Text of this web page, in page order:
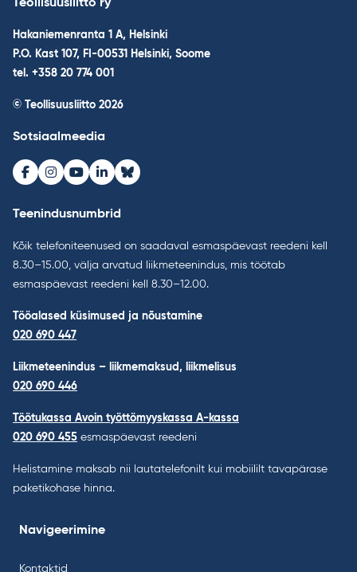
Teollisuusliitto ry
Hakaniemenranta 1 A, Helsinki
P.O. Kast 107, FI-00531 Helsinki, Soome
tel. +358 20 774 001
© Teollisuusliitto 2026
Sotsiaalmeedia
Facebook
Instagram
Youtube
LinkedInBluesky
Teenindusnumbrid
Kõik telefoniteenused on saadaval esmaspäevast reedeni kell
8.30–15.00, välja arvatud liikmeteenindus, mis töötab
esmaspäevast reedeni kell 8.30–12.00.
Tööalased küsimused ja nõustamine
020 690 447
Liikmeteenindus – liikmemaksud, liikmelisus
020 690 446
Töötukassa Avoin työttömyyskassa A-kassa
020 690 455 esmaspäevast reedeni
Helistamine maksab nii lautatelefonilt kui mobiililt tavapärase
paketikohase hinna.
Navigeerimine
Kontaktid